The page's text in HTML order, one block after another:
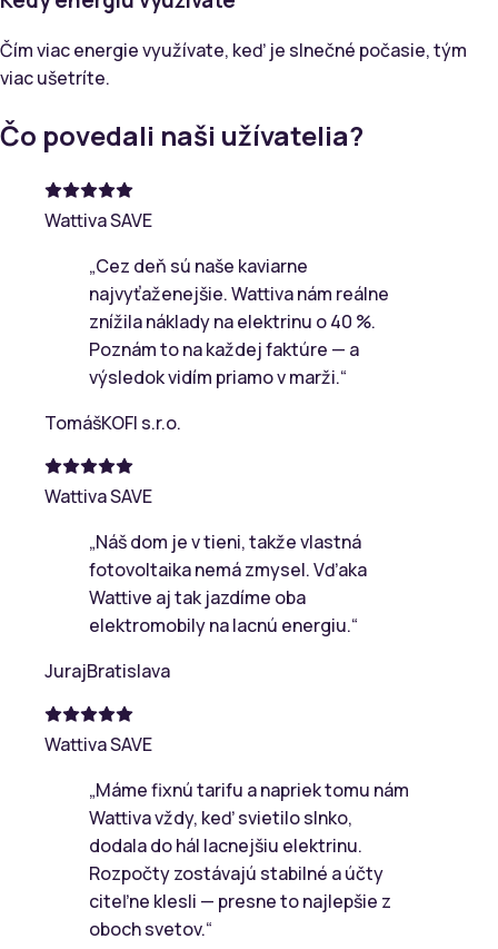
Čím viac energie využívate, keď je slnečné počasie, tým
viac ušetríte.
Čo povedali naši užívatelia?
Wattiva SAVE
„Cez deň sú naše kaviarne
najvyťaženejšie. Wattiva nám reálne
znížila náklady na elektrinu o 40 %.
Poznám to na každej faktúre — a
výsledok vidím priamo v marži.“
TomášKOFI s.r.o.
Wattiva SAVE
„Náš dom je v tieni, takže vlastná
fotovoltaika nemá zmysel. Vďaka
Wattive aj tak jazdíme oba
elektromobily na lacnú energiu.“
JurajBratislava
Wattiva SAVE
„Máme fixnú tarifu a napriek tomu nám
Wattiva vždy, keď svietilo slnko,
dodala do hál lacnejšiu elektrinu.
Rozpočty zostávajú stabilné a účty
citeľne klesli — presne to najlepšie z
oboch svetov.“